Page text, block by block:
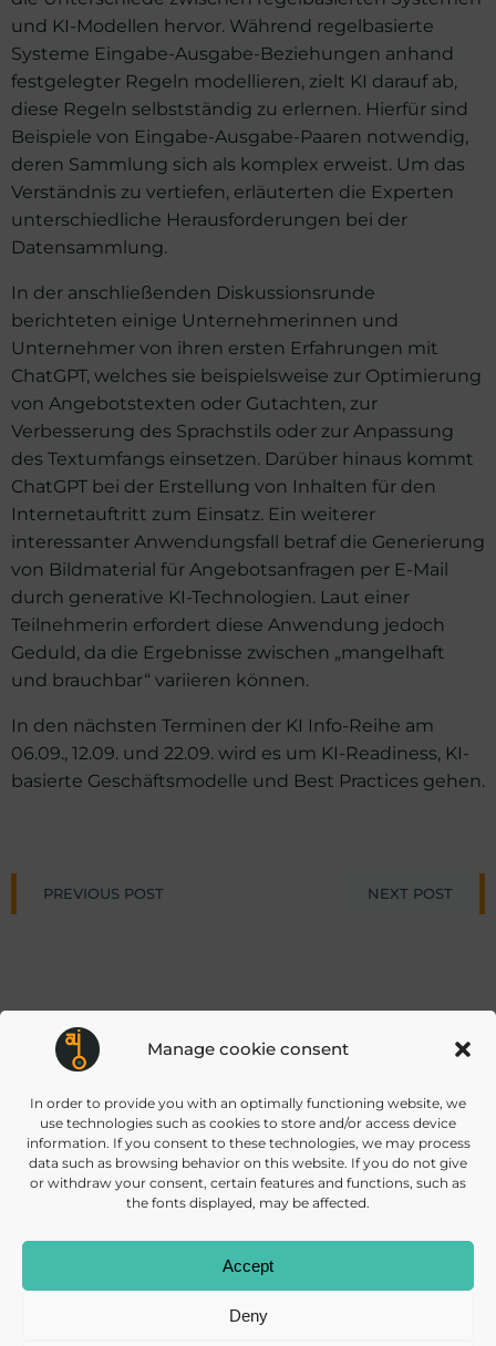
Manage cookie consent
In order to provide you with an optimally functioning website, we
use technologies such as cookies to store and/or access device
information. If you consent to these technologies, we may process
data such as browsing behavior on this website. If you do not give
or withdraw your consent, certain features and functions, such as
the fonts displayed, may be affected.
Accept
Deny
und KI-Modellen hervor. Während regelbasierte
Systeme Eingabe-Ausgabe-Beziehungen anhand
festgelegter Regeln modellieren, zielt KI darauf ab,
diese Regeln selbstständig zu erlernen. Hierfür sind
Beispiele von Eingabe-Ausgabe-Paaren notwendig,
deren Sammlung sich als komplex erweist. Um das
Verständnis zu vertiefen, erläuterten die Experten
unterschiedliche Herausforderungen bei der
Datensammlung.
In der anschließenden Diskussionsrunde
berichteten einige Unternehmerinnen und
Unternehmer von ihren ersten Erfahrungen mit
ChatGPT, welches sie beispielsweise zur Optimierung
von Angebotstexten oder Gutachten, zur
Verbesserung des Sprachstils oder zur Anpassung
des Textumfangs einsetzen. Darüber hinaus kommt
ChatGPT bei der Erstellung von Inhalten für den
Internetauftritt zum Einsatz. Ein weiterer
interessanter Anwendungsfall betraf die Generierung
von Bildmaterial für Angebotsanfragen per E-Mail
durch generative KI-Technologien. Laut einer
Teilnehmerin erfordert diese Anwendung jedoch
Geduld, da die Ergebnisse zwischen „mangelhaft
und brauchbar“ variieren können.
In den nächsten Terminen der KI Info-Reihe am
06.09., 12.09. und 22.09. wird es um KI-Readiness, KI-
basierte Geschäftsmodelle und Best Practices gehen.
Post
PREVIOUS POST
PostNEXT POST
Appelstr. 4
30167 Hannover
Contact us
PRIVACY POLICY